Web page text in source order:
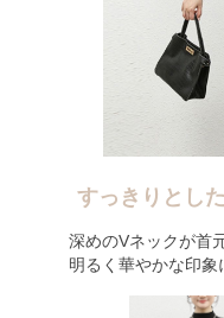
すっきりとし
深めのVネックが首
明るく華やかな印象